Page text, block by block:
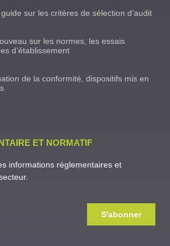
sur les critères de sélection d’audit
sur les normes, les essais
d’établissement
de la conformité, dispositifs mis en
ET NORMATIF
informations réglementaires et
S'abonner